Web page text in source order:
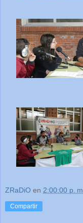
ZRaDiO en 2:00:00 p. m.
Compartir